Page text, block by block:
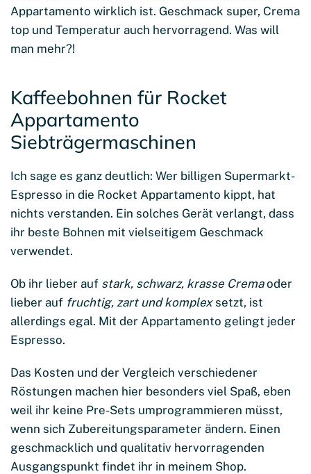
Appartamento wirklich ist. Geschmack super, Crema
top und Temperatur auch hervorragend. Was will
man mehr?!
Kaffeebohnen für Rocket
Appartamento
Siebträgermaschinen
Ich sage es ganz deutlich: Wer billigen Supermarkt-
Espresso in die Rocket Appartamento kippt, hat
nichts verstanden. Ein solches Gerät verlangt, dass
ihr beste Bohnen mit vielseitigem Geschmack
verwendet.
Ob ihr lieber auf stark, schwarz, krasse Cremaoder
lieber auf fruchtig, zart und komplex setzt, ist
allerdings egal. Mit der Appartamento gelingt jeder
Espresso.
Das Kosten und der Vergleich verschiedener
Röstungen machen hier besonders viel Spaß, eben
weil ihr keine Pre-Sets umprogrammieren müsst,
wenn sich Zubereitungsparameter ändern. Einen
geschmacklich und qualitativ hervorragenden
Ausgangspunkt findet ihr in meinem Shop.